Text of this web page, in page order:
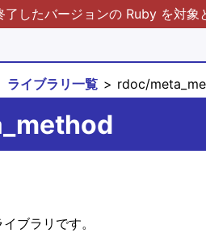
したバージョンの Ruby を対象
ライブラリ一覧 rdoc/
ブラリです。